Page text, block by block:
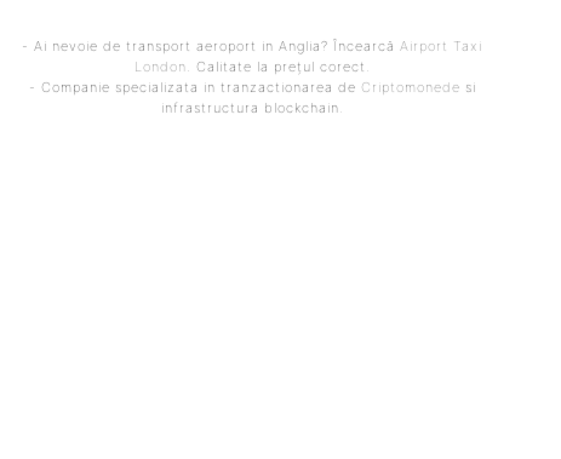
- Ai nevoie de transport aeroport in Anglia? Încearcă Airport Taxi
London. Calitate la prețul corect.
- Companie specializata in tranzactionarea de Criptomonede si
infrastructura blockchain.